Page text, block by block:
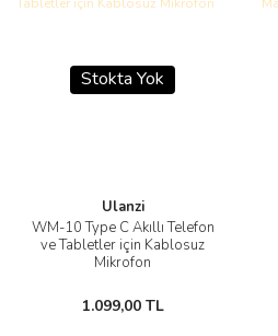
Stokta Yok
Ulanzi
WM-10 Type C Akıllı Telefon
ve Tabletler için Kablosuz
Mikrofon
1.099,00 TL